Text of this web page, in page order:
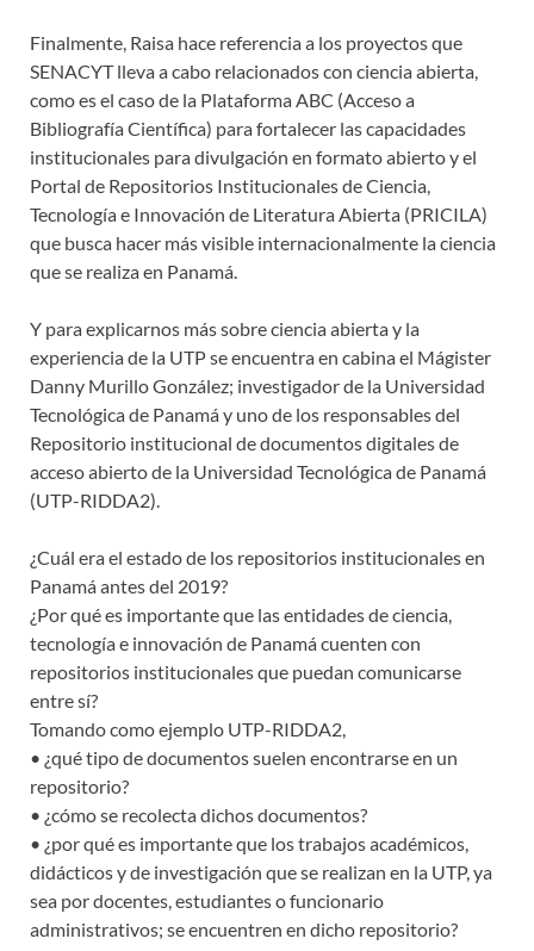
Finalmente, Raisa hace referencia a los proyectos que
SENACYT lleva a cabo relacionados con ciencia abierta,
como es el caso de la Plataforma ABC (Acceso a
Bibliografía Científica) para fortalecer las capacidades
institucionales para divulgación en formato abierto y el
Portal de Repositorios Institucionales de Ciencia,
Tecnología e Innovación de Literatura Abierta (PRICILA)
que busca hacer más visible internacionalmente la ciencia
que se realiza en Panamá.
Y para explicarnos más sobre ciencia abierta y la
experiencia de la UTP se encuentra en cabina el Mágister
Danny Murillo González; investigador de la Universidad
Tecnológica de Panamá y uno de los responsables del
Repositorio institucional de documentos digitales de
acceso abierto de la Universidad Tecnológica de Panamá
(UTP-RIDDA2).
¿Cuál era el estado de los repositorios institucionales en
Panamá antes del 2019?
¿Por qué es importante que las entidades de ciencia,
tecnología e innovación de Panamá cuenten con
repositorios institucionales que puedan comunicarse
entre sí?
Tomando como ejemplo UTP-RIDDA2,
• ¿qué tipo de documentos suelen encontrarse en un
repositorio?
• ¿cómo se recolecta dichos documentos?
• ¿por qué es importante que los trabajos académicos,
didácticos y de investigación que se realizan en la UTP, ya
sea por docentes, estudiantes o funcionario
administrativos; se encuentren en dicho repositorio?